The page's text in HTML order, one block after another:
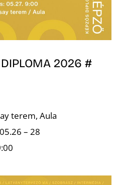
2026 #
terem, Aula
– 28